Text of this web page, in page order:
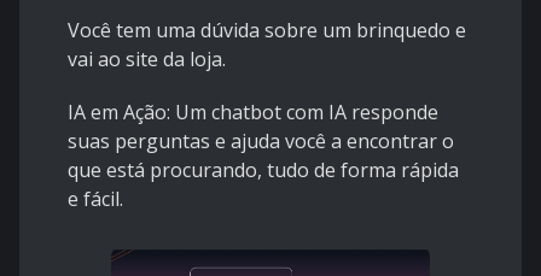
Você tem uma dúvida sobre um brinquedo e
vai ao site da loja.
IA em Ação: Um chatbot com IA responde
suas perguntas e ajuda você a encontrar o
que está procurando, tudo de forma rápida
e fácil.